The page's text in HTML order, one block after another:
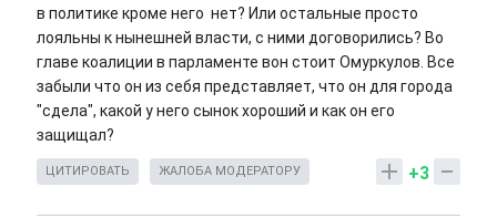
в политике кроме него нет? Или остальные просто
лояльны к нынешней власти, с ними договорились? Во
главе коалиции в парламенте вон стоит Омуркулов. Все
забыли что он из себя представляет, что он для города
"сдела", какой у него сынок хороший и как он его
защищал?
+3
ЦИТИРОВАТЬ ЖАЛОБА МОДЕРАТОРУ